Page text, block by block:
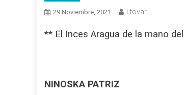
29 Noviembre, 2021 Ltovar
** El Inces Aragua de la mano
NINOSKA PATRIZ